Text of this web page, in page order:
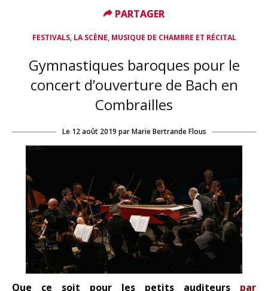
FESTIVALS, LA SCÈNE, MUSIQUE DE CHAMBRE ET RÉCITAL
Gymnastiques baroques pour le
concert d’ouverture de Bach en
Combrailles
Le 12 août 2019 par Marie Bertrande Flous
Que ce soit pour les petits auditeurs par
PARTAGER
PARTAGER